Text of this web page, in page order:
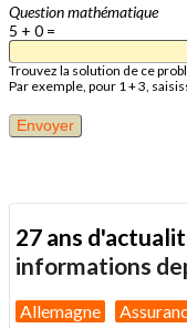
Question mathématique
5 + 0 =
Trouvez la solution de ce
Par exemple, pour 1 + 3,
27 ans
informations
Allemagne